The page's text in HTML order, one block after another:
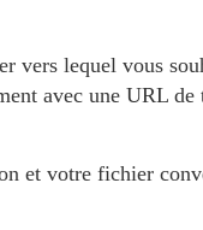
vers lequel vous
avec une URL de
et votre fichier